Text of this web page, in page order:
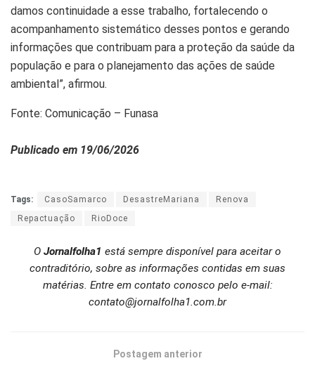
damos continuidade a esse trabalho, fortalecendo o
acompanhamento sistemático desses pontos e gerando
informações que contribuam para a proteção da saúde da
população e para o planejamento das ações de saúde
ambiental”, afirmou.
Fonte: Comunicação – Funasa
Publicado em 19/06/2026
Tags: CasoSamarco DesastreMariana
Renova
Repactuação
RioDoce
O Jornalfolha1 está sempre disponível para aceitar o
contraditório, sobre as informações contidas em suas
matérias. Entre em contato conosco pelo e-mail:
contato@jornalfolha1.com.br
Postagem anterior